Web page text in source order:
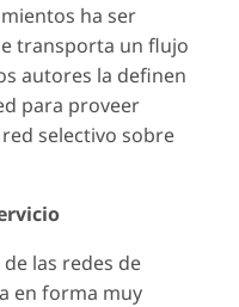
ha ser
transporta un flujo
autores la definen
para proveer
selectivo sobre
las redes de
en forma muy